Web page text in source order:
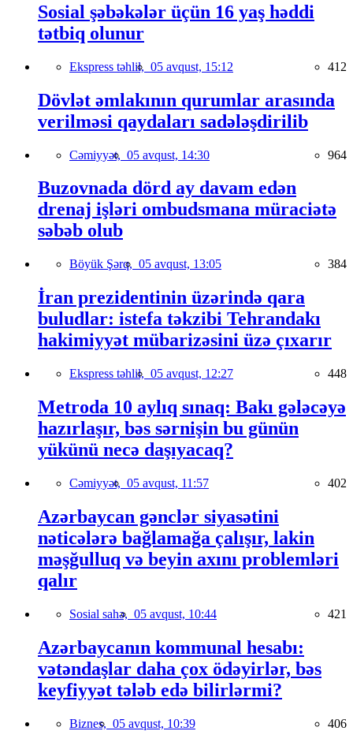
Sosial şəbəkələr üçün 16 yaş həddi
tətbiq olunur
Ekspress təhlil, 05 avqust, 15:12 412
Dövlət əmlakının qurumlar arasında
verilməsi qaydaları sadələşdirilib
Cəmiyyət, 05 avqust, 14:30 964
Buzovnada dörd ay davam edən
drenaj işləri ombudsmana müraciətə
səbəb olub
Böyük Şərq, 05 avqust, 13:05 384
İran prezidentinin üzərində qara
buludlar: istefa təkzibi Tehrandakı
hakimiyyət mübarizəsini üzə çıxarır
Ekspress təhlil, 05 avqust, 12:27 448
Metroda 10 aylıq sınaq: Bakı gələcəyə
hazırlaşır, bəs sərnişin bu günün
yükünü necə daşıyacaq?
Cəmiyyət, 05 avqust, 11:57 402
Azərbaycan gənclər siyasətini
nəticələrə bağlamağa çalışır, lakin
məşğulluq və beyin axını problemləri
qalır
Sosial sahə, 05 avqust, 10:44 421
Azərbaycanın kommunal hesabı:
vətəndaşlar daha çox ödəyirlər, bəs
keyfiyyət tələb edə bilirlərmi?
Biznes, 05 avqust, 10:39 406